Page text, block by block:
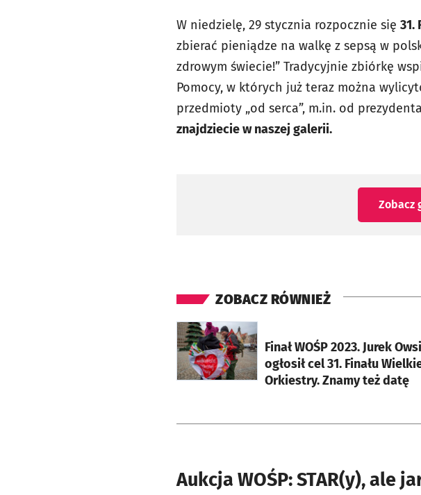
W niedzielę, 29 stycznia rozpocznie się 31.
zbierać pieniądze na walkę z sepsą w
zdrowym świecie!” Tradycyjnie zbiórkę
Pomocy, w których już teraz można
przedmioty „od serca”, m.in. od
znajdziecie w naszej galerii.
Zobacz
ZOBACZ RÓWNIEŻ
Finał WOŚP 2023. Jurek
ogłosił cel 31. Finału
Orkiestry. Znamy też datę
otworzy się w nowej karcie
Aukcja WOŚP: STAR(y), ale